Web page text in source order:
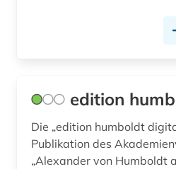
edition
Die „edition humboldt
Publikation des
„Alexander von Humboldt